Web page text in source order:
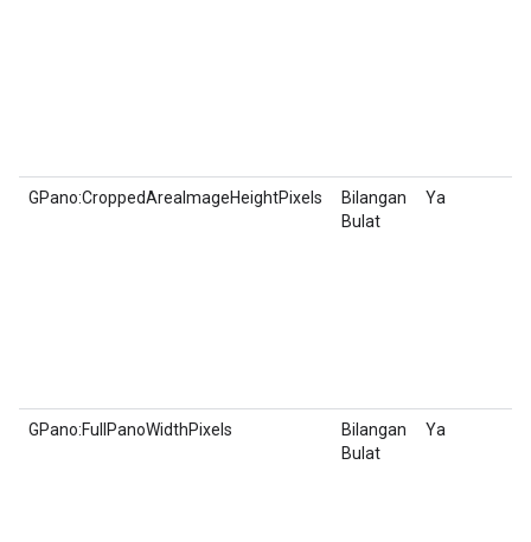
GPano:CroppedAreaImageHeightPixels
Bilangan
Bulat
Ya
GPano:FullPanoWidthPixels
Bilangan
Bulat
Ya